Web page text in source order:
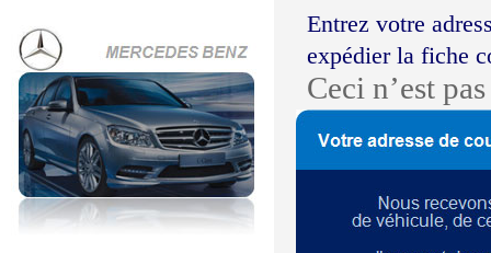
Entrez votre
expédier la fiche
Ceci n’est